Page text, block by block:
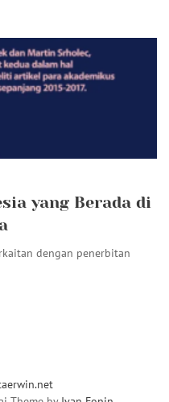
yang Berada di
dengan penerbitan